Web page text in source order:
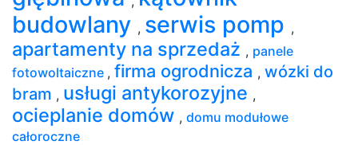
budowlany , serwis pomp ,
apartamenty na sprzedaż , panele
fotowoltaiczne , firma ogrodnicza , wózki do
bram , usługi antykorozyjne ,
ocieplanie domów , domu modułowe
całoroczne